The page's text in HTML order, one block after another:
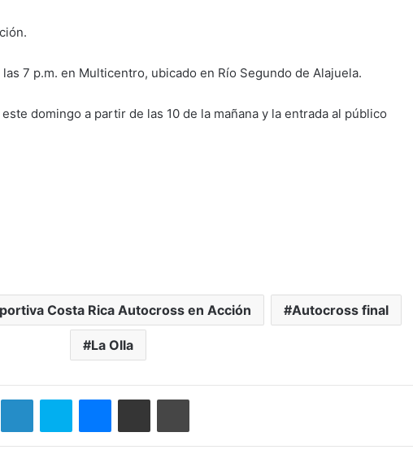
7 p.m. en Multicentro, ubicado en Río Segundo de Alajuela.
domingo a partir de las 10 de la mañana y la entrada al público
Costa Rica Autocross en Acción Autocross final
La Olla